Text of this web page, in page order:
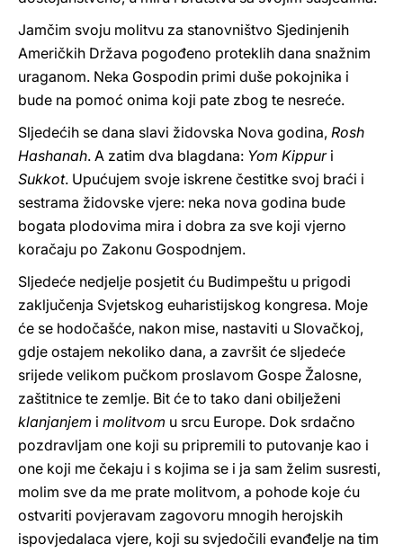
Jamčim svoju molitvu za stanovništvo Sjedinjenih
Američkih Država pogođeno proteklih dana snažnim
uraganom. Neka Gospodin primi duše pokojnika i
bude na pomoć onima koji pate zbog te nesreće.
Sljedećih se dana slavi židovska Nova godina, Rosh
Hashanah. A zatim dva blagdana: Yom Kippuri
Sukkot. Upućujem svoje iskrene čestitke svoj braći i
sestrama židovske vjere: neka nova godina bude
bogata plodovima mira i dobra za sve koji vjerno
koračaju po Zakonu Gospodnjem.
Sljedeće nedjelje posjetit ću Budimpeštu u prigodi
zaključenja Svjetskog euharistijskog kongresa. Moje
će se hodočašće, nakon mise, nastaviti u Slovačkoj,
gdje ostajem nekoliko dana, a završit će sljedeće
srijede velikom pučkom proslavom Gospe Žalosne,
zaštitnice te zemlje. Bit će to tako dani obilježeni
klanjanjem i molitvom u srcu Europe. Dok srdačno
pozdravljam one koji su pripremili to putovanje kao i
one koji me čekaju i s kojima se i ja sam želim susresti,
molim sve da me prate molitvom, a pohode koje ću
ostvariti povjeravam zagovoru mnogih herojskih
ispovjedalaca vjere, koji su svjedočili evanđelje na tim